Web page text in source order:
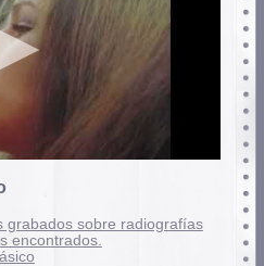
grabados sobre radiografías
encontrados.